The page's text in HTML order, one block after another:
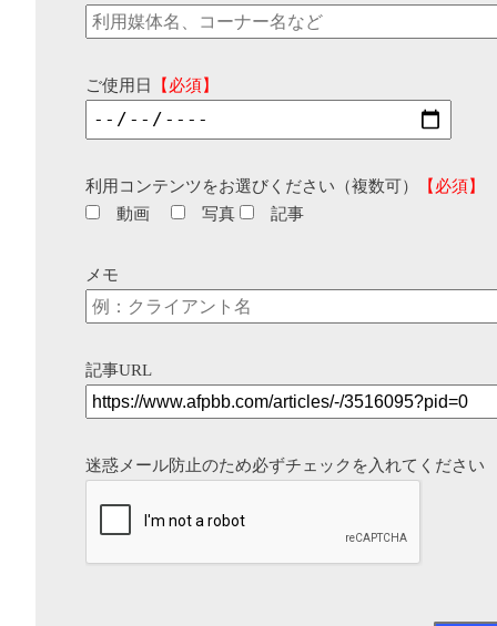
ご使用日 【必須】
利用コンテンツをお選びください（複数可）
【必須】
動画
写真 記事
メモ
記事URL
迷惑メール防止のため必ずチェックを入れてください